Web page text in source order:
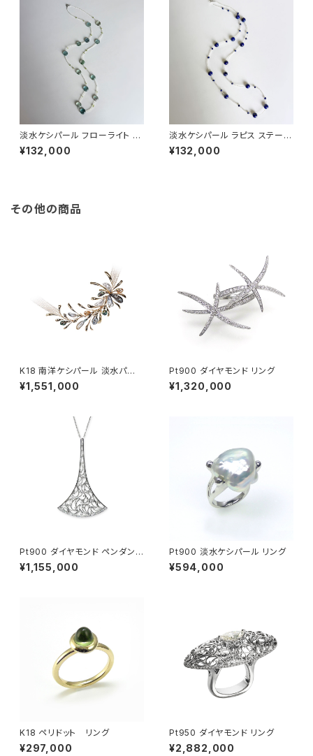
淡水ケシパール フローライト ペ
リドット ステーションネックレス
¥132,000
淡水ケシパール ラピス ステーシ
ョンネックレス
¥132,000
その他の商品
K18 南洋ケシパール 淡水パー
ル ネックレス
¥1,551,000
Pt900 ダイヤモンド リング
¥1,320,000
Pt900 ダイヤモンド ペンダント
ネックレス
¥1,155,000
Pt900 淡水ケシパール リング
¥594,000
K18 ペリドット リング
¥297,000
Pt950 ダイヤモンド リング
¥2,882,000